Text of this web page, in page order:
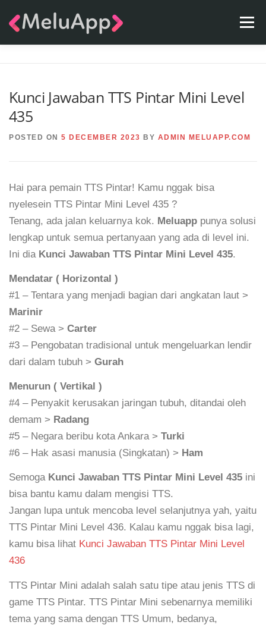
Menu
Kunci Jawaban TTS Pintar Mini Level
435
POSTED ON 5 DECEMBER 2023 BY ADMIN MELUAPP.COM
Hai para pemain TTS Pintar! Kamu nggak bisa
nyelesein TTS Pintar Mini Level 435 ?
Tenang, ada jalan keluarnya kok. Meluapp punya solusi
lengkap untuk semua pertanyaan yang ada di level ini.
Ini dia Kunci Jawaban TTS Pintar Mini Level 435.
Mendatar ( Horizontal )
#1 – Tentara yang menjadi bagian dari angkatan laut >
Marinir
#2 – Sewa > Carter
#3 – Pengobatan tradisional untuk mengeluarkan lendir
dari dalam tubuh > Gurah
Menurun ( Vertikal )
#4 – Penyakit kerusakan jaringan tubuh, ditandai oleh
demam > Radang
#5 – Negara beribu kota Ankara > Turki
#6 – Hak asasi manusia (Singkatan) > Ham
Semoga Kunci Jawaban TTS Pintar Mini Level 435 ini
bisa bantu kamu dalam mengisi TTS.
Jangan lupa untuk mencoba level selanjutnya yah, yaitu
TTS Pintar Mini Level 436. Kalau kamu nggak bisa lagi,
kamu bisa lihat Kunci Jawaban TTS Pintar Mini Level
436
TTS Pintar Mini adalah salah satu tipe atau jenis TTS di
game TTS Pintar. TTS Pintar Mini sebenarnya memiliki
tema yang sama dengan TTS Umum, bedanya,